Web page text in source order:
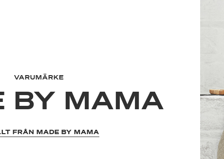
VARUMÄRKE
BY MAMA
FRÅN MADE BY MAMA